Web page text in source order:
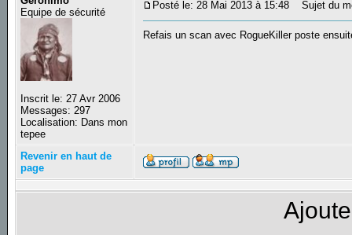
Equipe de sécurité
Inscrit le: 27 Avr 2006
Messages: 297
Localisation: Dans mon
tepee
Posté le: 28 Mai 2013 à 15:48 Sujet du
Refais un scan avec RogueKiller poste
Revenir en haut de
page